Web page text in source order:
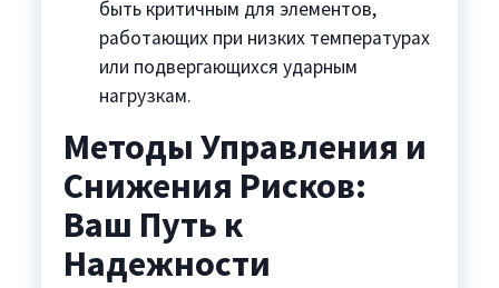
быть критичным для элементов,
работающих при низких температурах
или подвергающихся ударным
нагрузкам.
Методы Управления и
Снижения Рисков:
Ваш Путь к
Надежности